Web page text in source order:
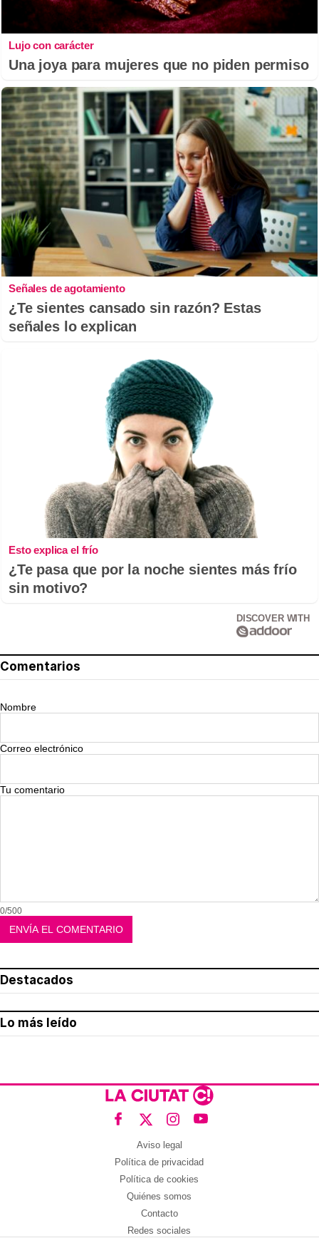
Lujo con carácter
Una joya para mujeres que no piden permiso
Señales de agotamiento
¿Te sientes cansado sin razón? Estas
señales lo explican
Esto explica el frío
¿Te pasa que por la noche sientes más frío
sin motivo?
DISCOVER WITH
Comentarios
Nombre
Correo electrónico
Tu comentario
0/500
Destacados
Lo más leído
Aviso legal
Política de privacidad
Política de cookies
Quiénes somos
Contacto
Redes sociales